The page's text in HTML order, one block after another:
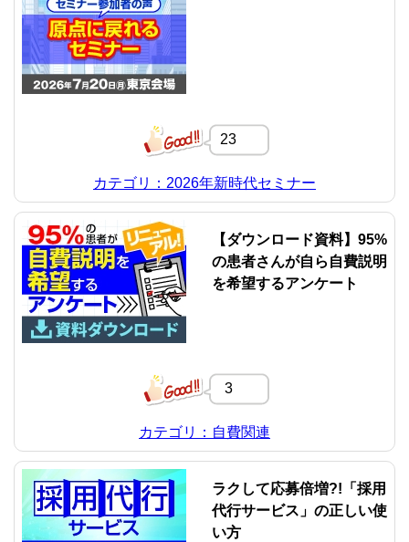
23
カテゴリ：2026年新時代セミナー
【ダウンロード資料】95%
の患者さんが自ら自費説明
を希望するアンケート
3
カテゴリ：自費関連
ラクして応募倍増?!「採用
代行サービス」の正しい使
い方